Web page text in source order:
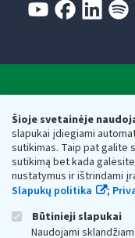
Šioje svetainėje
slapukai įdiegiami
sutikimas. Taip pat galite
sutikimą bet kada
nustatymus ir ištrindami
Slapukų politika
;
Būtinieji slapukai
Naudojami
Respublikos
Biudžetinė įstaiga.
adresas: Vasario 16-
vmi@vmi.lt, E.
Duomenys apie
Respublikos finansų